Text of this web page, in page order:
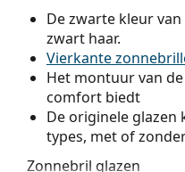
De zwarte kleur
zwart haar.
Vierkante
Het montuur van
comfort biedt
De originele glazen
types, met of
Zonnebril glazen